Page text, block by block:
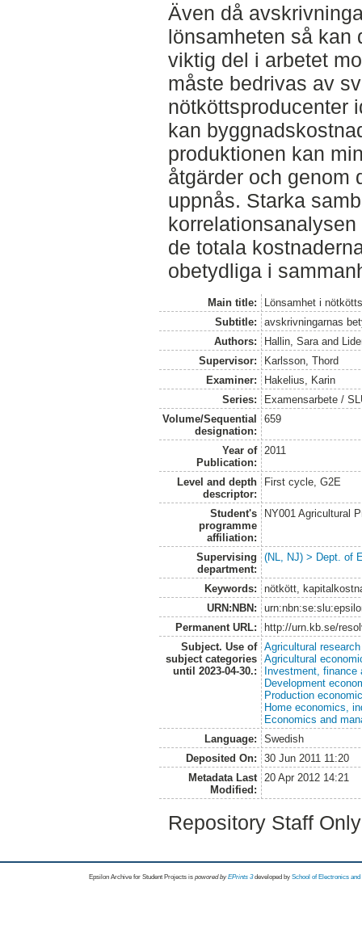
Även då
lönsamheten så kan
viktig del i arbetet
måste bedrivas av
nötköttsproducenter
kan
produktionen kan
åtgärder och genom
uppnås. Starka
de totala
obetydliga i
Main title:
Lönsamhet i
Subtitle:
avskrivningarnas
Authors:
Hallin, Saraand
Supervisor:
Karlsson, Thord
Examiner:
Hakelius, Karin
Series:
Examensarbete /
Volume/Sequential
designation:
659
Year of
Publication:
2011
Level and depth
descriptor:
First cycle, G2E
Student's
programme
affiliation:
NY001 Agricultural
Supervising
department:
(NL, NJ) > Dept. of
Keywords:
nötkött,
URN:NBN:
Permanent URL:
http://urn.kb.se/
Subject. Use of
subject categories
until 2023-04-30.:
Agricultural research
Agricultural
Investment, finance
Development
Production
Home economics,
Economics and
Language:
Swedish
Deposited On:
30 Jun 2011 11:20
Metadata Last
Modified:
20 Apr 2012 14:21
Repository Staff
Epsilon Archive for Student Projects is powored byEPrints 3 developed by School of Electronics